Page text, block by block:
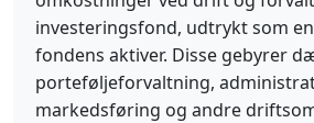
investeringsfond, udtrykt som
fondens aktiver. Disse gebyrer
porteføljeforvaltning,
markedsføring og andre